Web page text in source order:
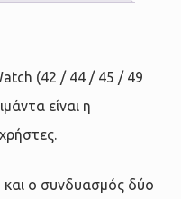
(42 / 44 / 45 / 49
είναι η
και ο συνδυασμός δύο